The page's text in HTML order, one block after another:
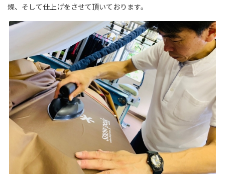
燥、そして仕上げをさせて頂いております。